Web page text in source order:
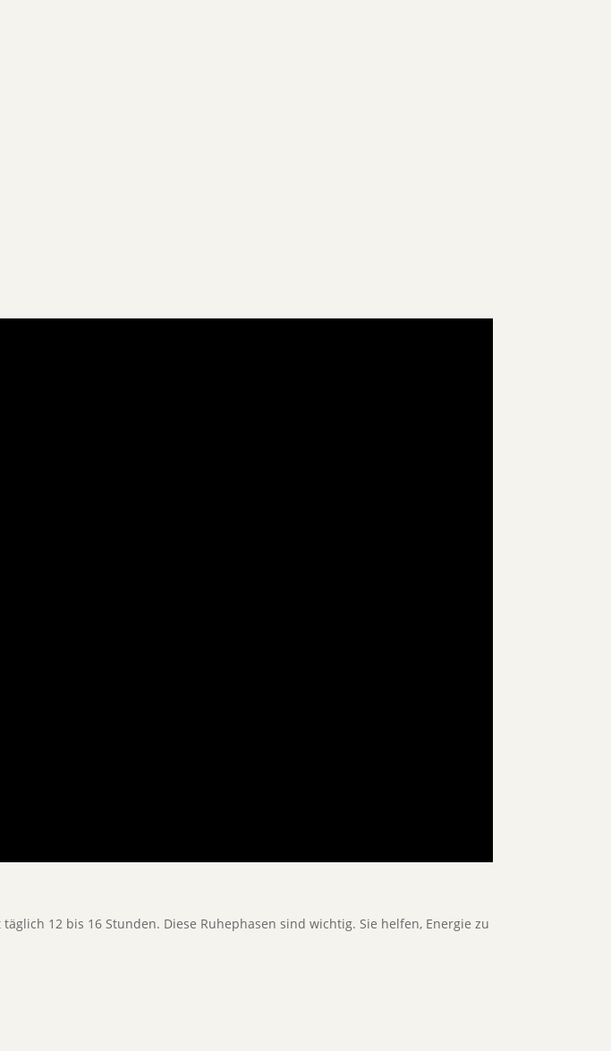
12 bis 16 Stunden. Diese Ruhephasen sind wichtig. Sie helfen, Energie zu